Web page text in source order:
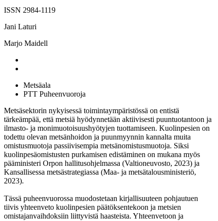
ISSN 2984-1119
Jani Laturi
Marjo Maidell
Metsäala
PTT Puheenvuoroja
Metsäsektorin nykyisessä toimintaympäristössä on entistä
tärkeämpää, että metsiä hyödynnetään aktiivisesti puuntuotantoon ja
ilmasto- ja monimuotoisuushyötyjen tuottamiseen. Kuolinpesien on
todettu olevan metsänhoidon ja puunmyynnin kannalta muita
omistusmuotoja passiivisempia metsänomistusmuotoja. Siksi
kuolinpesäomistusten purkamisen edistäminen on mukana myös
pääministeri Orpon hallitusohjelmassa (Valtioneuvosto, 2023) ja
Kansallisessa metsästrategiassa (Maa- ja metsätalousministeriö,
2023).
Tässä puheenvuorossa muodostetaan kirjallisuuteen pohjautuen
tiivis yhteenveto kuolinpesien päätöksentekoon ja metsien
omistajanvaihdoksiin liittyvistä haasteista. Yhteenvetoon ja